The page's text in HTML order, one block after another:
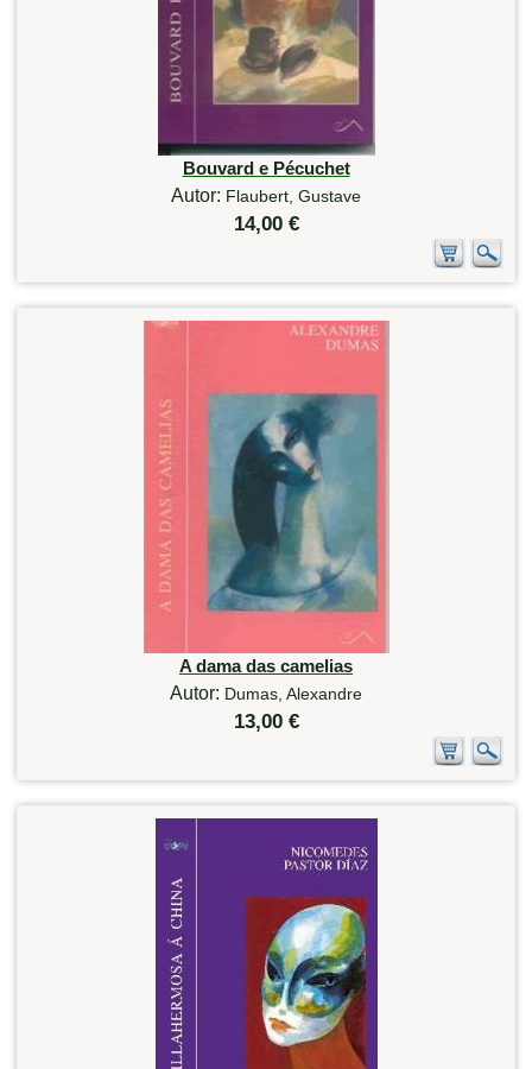
Bouvard e Pécuchet
Autor: Flaubert, Gustave
14,00 €
A dama das camelias
Autor: Dumas, Alexandre
13,00 €